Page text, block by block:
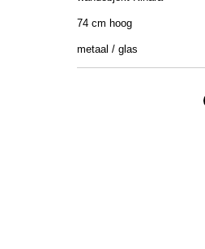
74 cm hoog
metaal / glas